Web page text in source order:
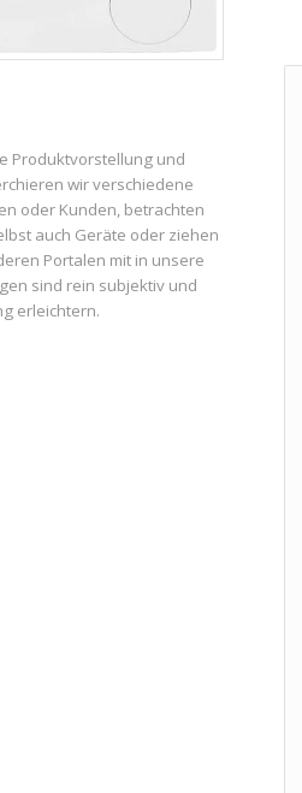
Produktvorstellung und
wir verschiedene
oder Kunden, betrachten
auch Geräte oder ziehen
Portalen mit in unsere
sind rein subjektiv und
erleichtern.